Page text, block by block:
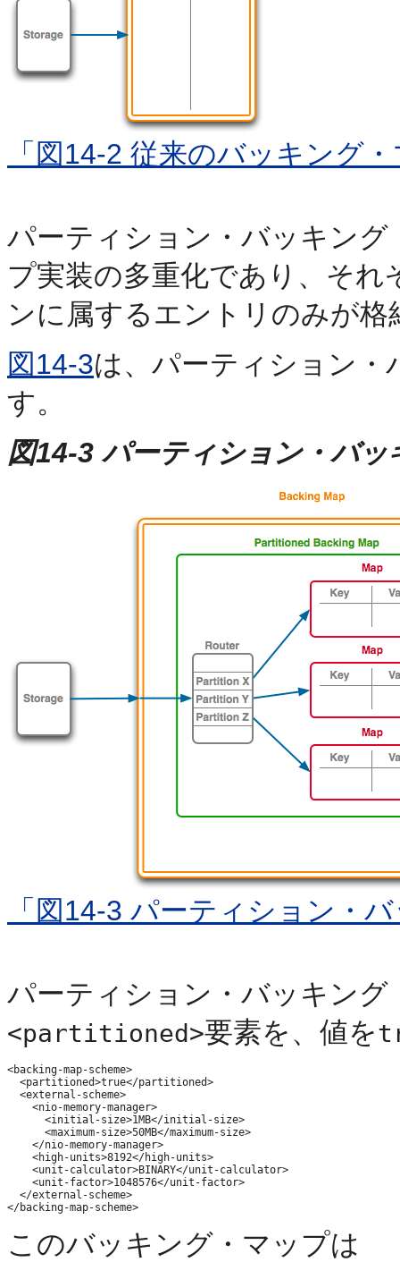
「図14-2 従来のバッキング
パーティション・バッキン
プ実装の多重化であり、そ
ンに属するエントリのみが
図14-3は、パーティション・
す。
図14-3 パーティション・バ
「図14-3 パーティション・
パーティション・バッキン
<partitioned>要素を、値を
<backing-map-scheme>
  <partitioned>true</partitioned>
  <external-scheme>
    <nio-memory-manager>
      <initial-size>1MB</initial-size>
      <maximum-size>50MB</maximum-size>
    </nio-memory-manager>
    <high-units>8192</high-units>
    <unit-calculator>BINARY</unit-calculator>
    <unit-factor>1048576</unit-factor>
  </external-scheme>
このバッキング・マップは